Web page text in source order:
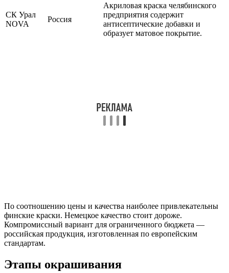
СК Урал
NOVA
Россия
Акриловая краска челябинского
предприятия содержит
антисептические добавки и
образует матовое покрытие.
По соотношению цены и качества наиболее привлекательны
финские краски. Немецкое качество стоит дороже.
Компромиссный вариант для ограниченного бюджета —
российская продукция, изготовленная по европейским
стандартам.
Этапы окрашивания